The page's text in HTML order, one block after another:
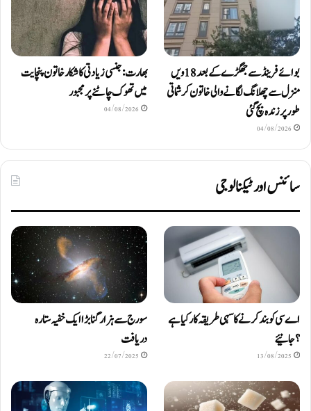
بوائے فرینڈ سے جھگڑے کے بعد 18 ویں
منزل سے چھلانگ لگانے والی خاتون کرشماتی
طور پر زندہ بچ گئی
04/08/2026
بھارت: جنسی زیادتی کا شکار خاتون پنچایت
میں تھوک چاٹنے پر مجبور
04/08/2026
سائنس اور ٹیکنالوجی
اے سی کو بند کرنے کا سہی طریقہ کار کیا ہے
؟ جانیئے
13/08/2025
سورج سے ہزار گنا بڑا ایک خفیہ ستارہ
دریافت
22/07/2025